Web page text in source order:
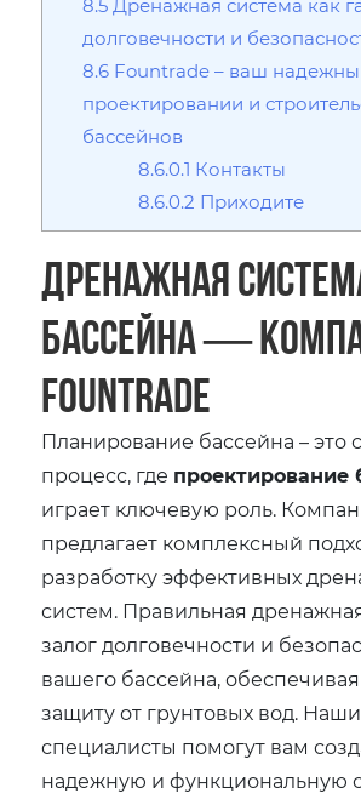
8.5 Дренажная система как
долговечности и
8.6 Fountrade – ваш
проектировании и
бассейнов
8.6.0.1 Контакты
8.6.0.2 Приходите
Дренажная
бассейна ―
Fountrade
Планирование бассейна – это
процесс, где проектирование
играет ключевую роль.
предлагает комплексный
разработку эффективных
систем. Правильная
залог долговечности и
вашего бассейна,
защиту от грунтовых вод. Наши
специалисты помогут вам
надежную и функциональную